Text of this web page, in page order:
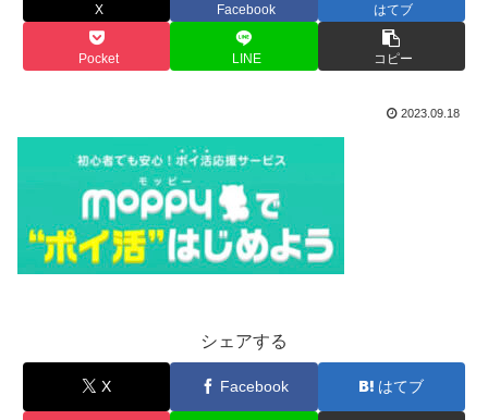
X Facebook はてブ
Pocket LINE コピー
2023.09.18
シェアする
X Facebook はてブ